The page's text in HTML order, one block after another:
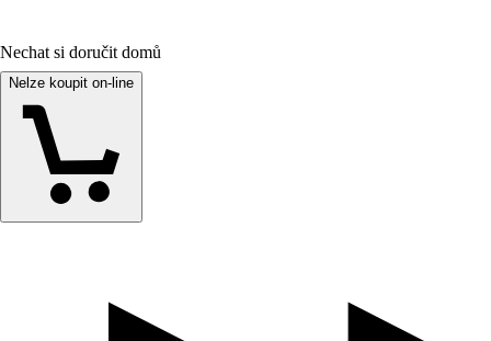
Nechat si doručit domů
Nelze koupit on-line